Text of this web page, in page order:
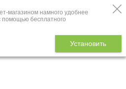
магазином намного удобнее
помощью бесплатного
Установить